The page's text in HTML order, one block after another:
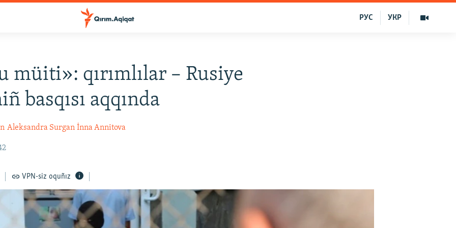
УКР
РУС
müiti»: qırımlılar – Rusiye
basqısı aqqında
Aleksandra Surgan İnna Annitova
VPN-siz oquñız